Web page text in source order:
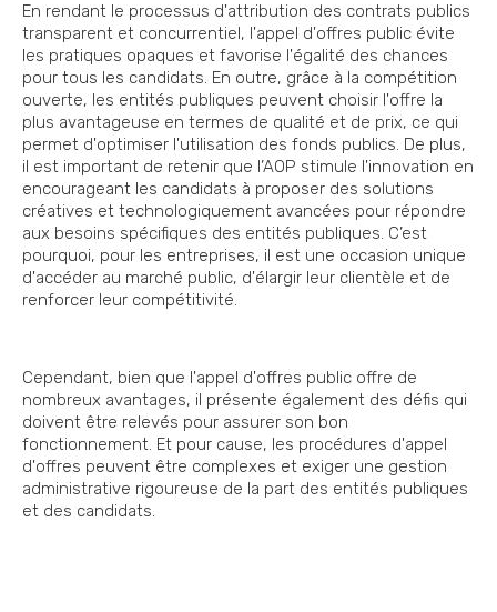
En rendant le processus d'attribution des contrats publics
transparent et concurrentiel, l'appel d'offres public évite
les pratiques opaques et favorise l'égalité des chances
pour tous les candidats. En outre, grâce à la compétition
ouverte, les entités publiques peuvent choisir l'offre la
plus avantageuse en termes de qualité et de prix, ce qui
permet d'optimiser l'utilisation des fonds publics. De plus,
il est important de retenir que l’AOP stimule l'innovation en
encourageant les candidats à proposer des solutions
créatives et technologiquement avancées pour répondre
aux besoins spécifiques des entités publiques. C’est
pourquoi, pour les entreprises, il est une occasion unique
d'accéder au marché public, d'élargir leur clientèle et de
renforcer leur compétitivité.
Cependant, bien que l'appel d'offres public offre de
nombreux avantages, il présente également des défis qui
doivent être relevés pour assurer son bon
fonctionnement. Et pour cause, les procédures d'appel
d'offres peuvent être complexes et exiger une gestion
administrative rigoureuse de la part des entités publiques
et des candidats.